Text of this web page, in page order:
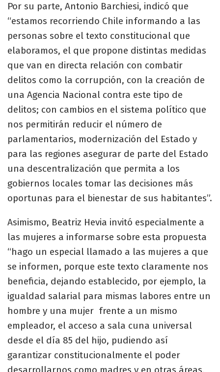
Por su parte, Antonio Barchiesi, indicó que
“estamos recorriendo Chile informando a las
personas sobre el texto constitucional que
elaboramos, el que propone distintas medidas
que van en directa relación con combatir
delitos como la corrupción, con la creación de
una Agencia Nacional contra este tipo de
delitos; con cambios en el sistema político que
nos permitirán reducir el número de
parlamentarios, modernización del Estado y
para las regiones asegurar de parte del Estado
una descentralización que permita a los
gobiernos locales tomar las decisiones más
oportunas para el bienestar de sus habitantes”.
Asimismo, Beatriz Hevia invitó especialmente a
las mujeres a informarse sobre esta propuesta
“hago un especial llamado a las mujeres a que
se informen, porque este texto claramente nos
beneficia, dejando establecido, por ejemplo, la
igualdad salarial para mismas labores entre un
hombre y una mujer frente a un mismo
empleador, el acceso a sala cuna universal
desde el día 85 del hijo, pudiendo así
garantizar constitucionalmente el poder